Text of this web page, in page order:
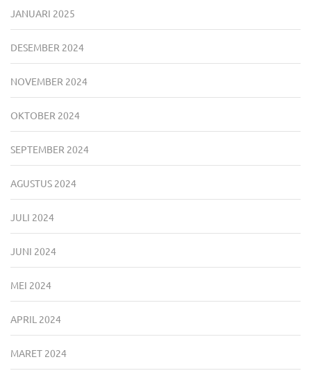
JANUARI 2025
DESEMBER 2024
NOVEMBER 2024
OKTOBER 2024
SEPTEMBER 2024
AGUSTUS 2024
JULI 2024
JUNI 2024
MEI 2024
APRIL 2024
MARET 2024